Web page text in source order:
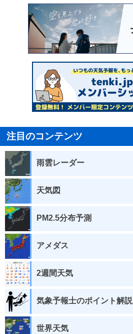
注目のコンテンツ
雨雲レーダー
天気図
PM2.5分布予測
アメダス
2週間天気
気象予報士のポイント解説
世界天気